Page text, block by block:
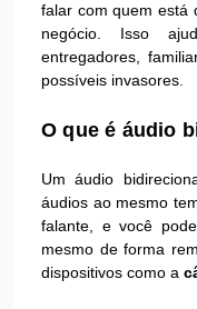
falar com quem está
negócio. Isso
entregadores,
possíveis invasores.
O que é áudio
Um áudio
áudios ao mesmo
falante, e você
mesmo de forma
dispositivos como a